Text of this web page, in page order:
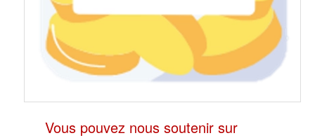
Vous pouvez nous soutenir sur